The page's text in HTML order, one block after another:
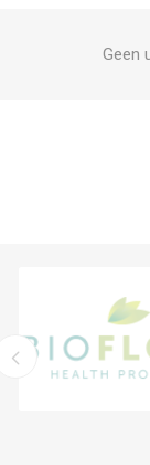
Geen